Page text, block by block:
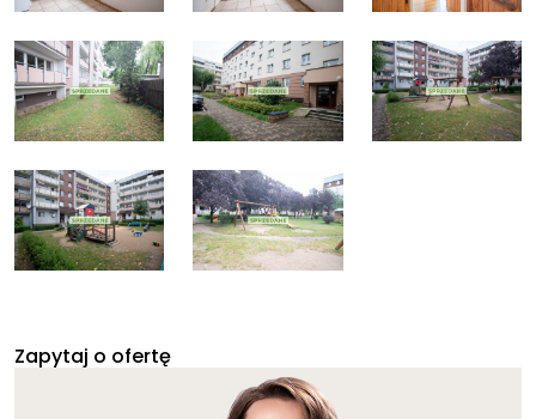
Zapytaj o ofertę